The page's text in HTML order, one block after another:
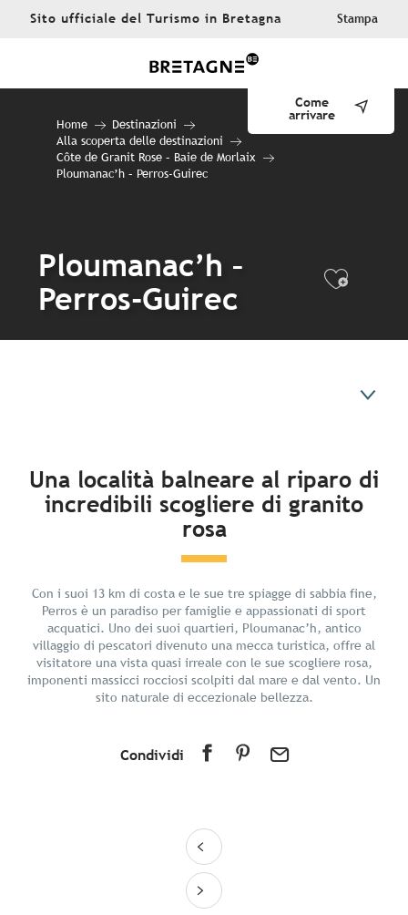
AllerSito ufficiale del Turismo in Bretagna Stampa
Come
arrivare
Home
Destinazioni
Alla scoperta delle destinazioni
Côte de Granit Rose – Baie de Morlaix
Ploumanac’h – Perros-Guirec
Ploumanac’h –
Perros-Guirec
Scoprire
Preparate il vostro soggiorno
Una località balneare al riparo di
incredibili scogliere di granito
rosa
Con i suoi 13 km di costa e le sue tre spiagge di sabbia fine,
Perros è un paradiso per famiglie e appassionati di sport
acquatici. Uno dei suoi quartieri, Ploumanac’h, antico
villaggio di pescatori divenuto una mecca turistica, offre al
visitatore una vista quasi irreale con le sue scogliere rosa,
imponenti massicci rocciosi scolpiti dal mare e dal vento. Un
sito naturale di eccezionale bellezza.
Condividi